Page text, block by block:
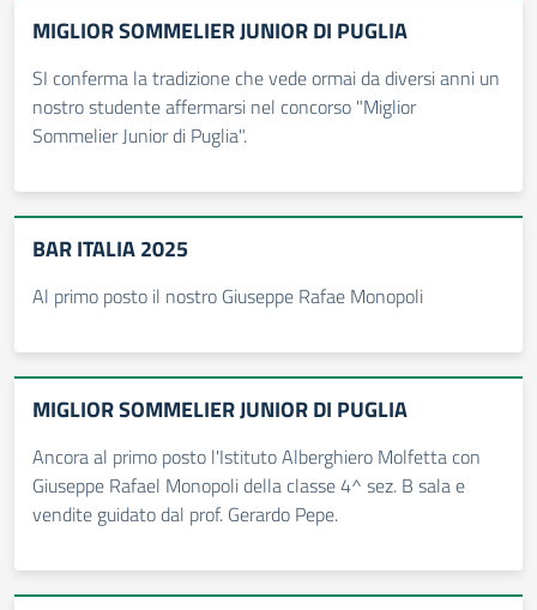
MIGLIOR SOMMELIER JUNIOR DI PUGLIA
SI conferma la tradizione che vede ormai da diversi anni un
nostro studente affermarsi nel concorso "Miglior
Sommelier Junior di Puglia".
BAR ITALIA 2025
Al primo posto il nostro Giuseppe Rafae Monopoli
MIGLIOR SOMMELIER JUNIOR DI PUGLIA
Ancora al primo posto l'Istituto Alberghiero Molfetta con
Giuseppe Rafael Monopoli della classe 4^ sez. B sala e
vendite guidato dal prof. Gerardo Pepe.